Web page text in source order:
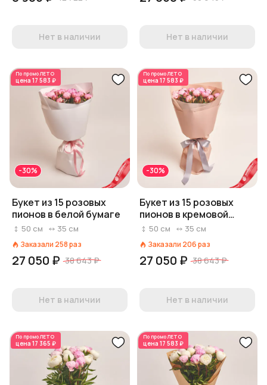
Нет в наличии Нет в наличии
По промоЛЕТО
цена 17 583 ₽
-30%
Букет из 15 розовых
пионов в белой бумаге
50 см 35 см
Заказали 258раз
27 050 ₽ 38 643 ₽
Нет в наличии
По промоЛЕТО
цена 17 583 ₽
-30%
Букет из 15 розовых
пионов в кремовой
пленке
50 см 35 см
Заказали 206раз
27 050 ₽ 38 643 ₽
Нет в наличии
По промоЛЕТО
цена 17 365 ₽
По промоЛЕТО
цена 17 583 ₽